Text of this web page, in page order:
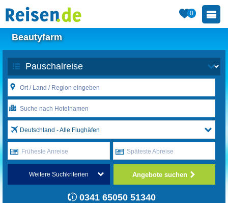
0
Beautyfarm
Deutschland - Alle Flughäfen
Früheste Anreise Späteste Abreise
Weitere Suchkriterien Angebote suchen
0341 65050 51340